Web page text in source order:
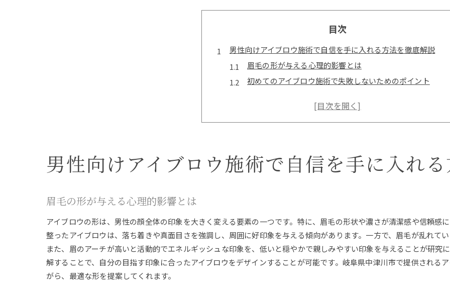
目次
男性向けアイブロウ施術で自信を手に入れる方法を徹底解説
眉毛の形が与える心理的影響とは
初めてのアイブロウ施術で失敗しないためのポイント
施術後のアフターケアで長持ちさせる方法
アイブロウが変える男性の印象とは？岐阜県中津川市の魅力的
中津川市で体感できる最新アイブロウ技術
施術によって生まれる顔立ちの変化
地域特有の施術スタイルとその利点
中津川市での施術が支持される理由
清潔感を高める岐阜県中津川市のアイブロウ施術の秘密
男性向けアイブロウ施術で自信を手に入れ
眉毛の形が与える心理的影響とは
アイブロウの形は、男性の顔全体の印象を大きく変える要素の一つです。特に、眉毛の形状や濃さが清潔感や信頼感
整ったアイブロウは、落ち着きや真面目さを強調し、周囲に好印象を与える傾向があります。一方で、眉毛が乱れて
また、眉のアーチが高いと活動的でエネルギッシュな印象を、低いと穏やかで親しみやすい印象を与えることが研究
解することで、自分の目指す印象に合ったアイブロウをデザインすることが可能です。岐阜県中津川市で提供される
がら、最適な形を提案してくれます。